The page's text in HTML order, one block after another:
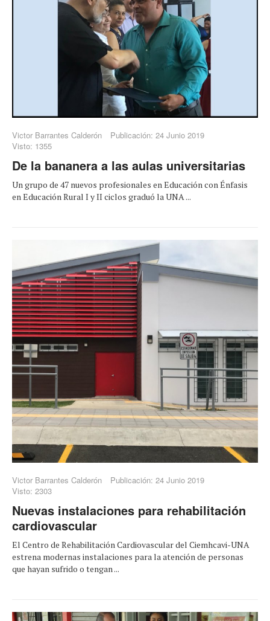
Victor Barrantes Calderón
Publicación: 24 Junio 2019
Visto: 1355
De la bananera a las aulas universitarias
Un grupo de 47 nuevos profesionales en Educación con Énfasis
en Educación Rural I y II ciclos graduó la UNA ...
Victor Barrantes Calderón
Publicación: 24 Junio 2019
Visto: 2303
Nuevas instalaciones para rehabilitación
cardiovascular
El Centro de Rehabilitación Cardiovascular del Ciemhcavi-UNA
estrena modernas instalaciones para la atención de personas
que hayan sufrido o tengan ...